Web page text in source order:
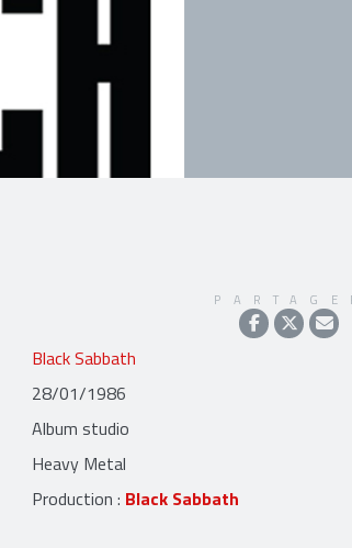
Black Sabbath
28/01/1986
Album studio
Heavy Metal
Production : Black Sabbath